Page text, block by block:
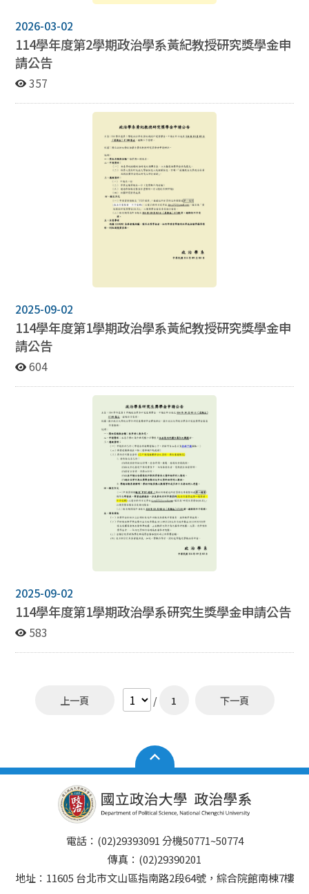
2026-03-02
114學年度第2學期政治學系黃紀教授研究獎學金申
請公告
357
2025-09-02
114學年度第1學期政治學系黃紀教授研究獎學金申
請公告
604
2025-09-02
114學年度第1學期政治學系研究生獎學金申請公告
583
上一頁 / 1 下一頁
電話：(02)29393091 分機50771~50774
傳真：(02)29390201
地址：11605 台北市文山區指南路2段64號，綜合院館南棟7樓